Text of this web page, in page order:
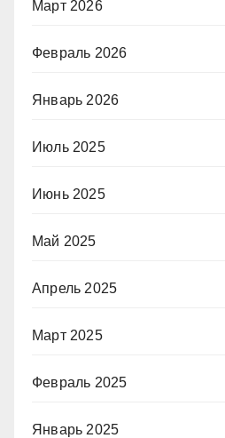
Март 2026
Февраль 2026
Январь 2026
Июль 2025
Июнь 2025
Май 2025
Апрель 2025
Март 2025
Февраль 2025
Январь 2025